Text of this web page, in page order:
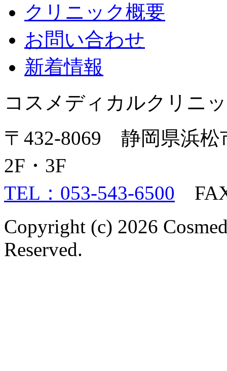
クリニック概要
お問い合わせ
新着情報
コスメディカルクリニ
〒432-8069 静岡県浜
2F・3F
TEL：053-543-6500
Copyright (c) 2026
Reserved.